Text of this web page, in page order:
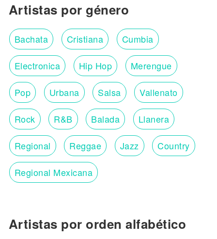
Artistas por género
Bachata Cristiana Cumbia
Electronica Hip Hop Merengue
Pop Urbana Salsa Vallenato
Rock R&B Balada Llanera
Regional Reggae Jazz Country
Regional Mexicana
Artistas por orden alfabético